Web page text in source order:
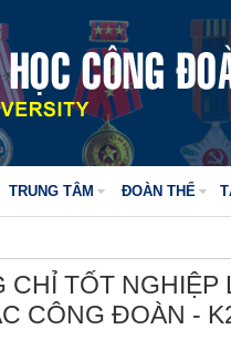
TRUNG TÂM ĐOÀN THỂ
CHỈ TỐT
CÔNG ĐOÀN -